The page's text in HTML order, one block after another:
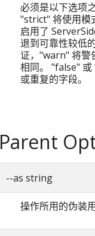
必须是以下选项
"strict" 将使用模
启用了
退到可靠性较低
证，"warn" 将警
相同。 "false"
或重复的字段。
Parent
--as string
操作所用的伪装